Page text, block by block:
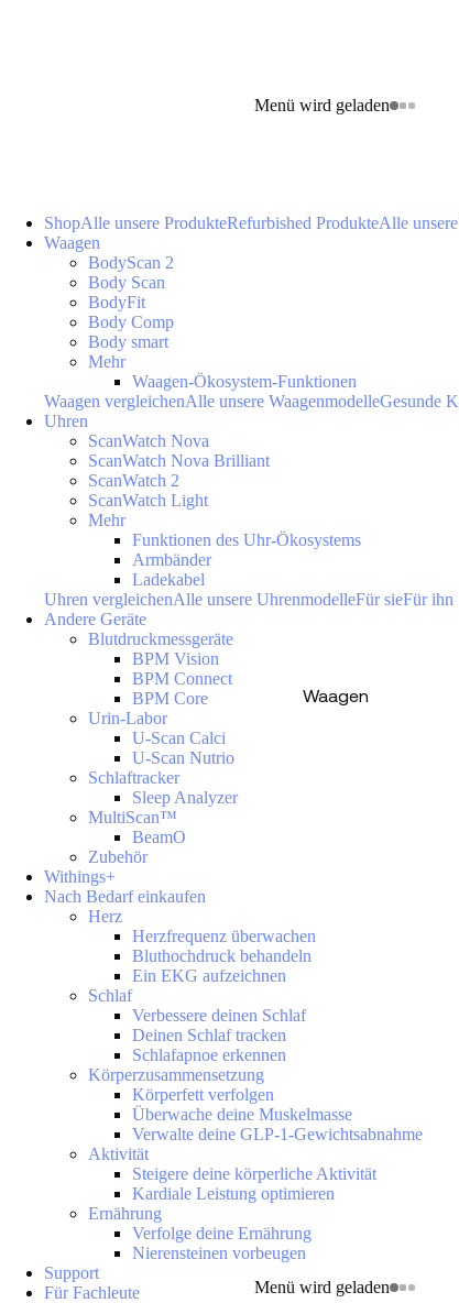
Menü wird geladen
Waagen
Menü wird geladen
ShopAlle unsere ProdukteRefurbished ProdukteAlle
Waagen
BodyScan 2
Body Scan
BodyFit
Body Comp
Body smart
Mehr
Waagen-Ökosystem-Funktionen
Waagen vergleichenAlle unsere WaagenmodelleGesunde
Uhren
ScanWatch Nova
ScanWatch Nova Brilliant
ScanWatch 2
ScanWatch Light
Mehr
Funktionen des Uhr-Ökosystems
Armbänder
Ladekabel
Uhren vergleichenAlle unsere UhrenmodelleFür sieFür ihn
Andere Geräte
Blutdruckmessgeräte
BPM Vision
BPM Connect
BPM Core
Urin-Labor
U-Scan Calci
U-Scan Nutrio
Schlaftracker
Sleep Analyzer
MultiScan™
BeamO
Zubehör
Withings+
Nach Bedarf einkaufen
Herz
Herzfrequenz überwachen
Bluthochdruck behandeln
Ein EKG aufzeichnen
Schlaf
Verbessere deinen Schlaf
Deinen Schlaf tracken
Schlafapnoe erkennen
Körperzusammensetzung
Körperfett verfolgen
Überwache deine Muskelmasse
Verwalte deine GLP-1-Gewichtsabnahme
Aktivität
Steigere deine körperliche Aktivität
Kardiale Leistung optimieren
Ernährung
Verfolge deine Ernährung
Nierensteinen vorbeugen
Support
Für Fachleute